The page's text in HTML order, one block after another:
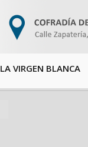
LA VIRGEN BLANCA